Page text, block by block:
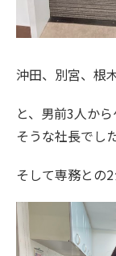
沖田、別宮、根
と、男前3人か
そうな社長でし
そして専務との